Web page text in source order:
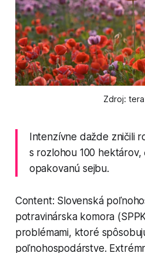
Zdroj:
Intenzívne dažde zničili
s rozlohou 100 hektárov,
opakovanú sejbu.
Content: Slovenská
potravinárska komora
problémami, ktoré
poľnohospodárstve.